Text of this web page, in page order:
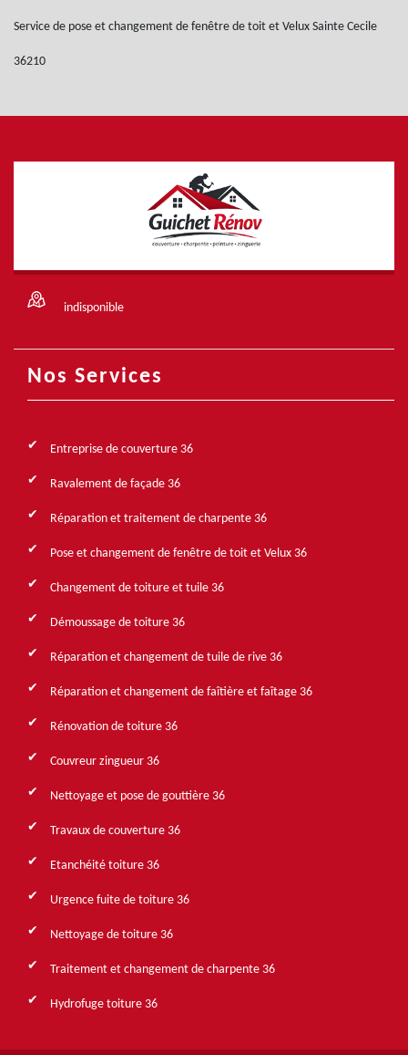
Service de pose et changement de fenêtre de toit et Velux Sainte Cecile
36210
indisponible
Nos Services
Entreprise de couverture 36
Ravalement de façade 36
Réparation et traitement de charpente 36
Pose et changement de fenêtre de toit et Velux 36
Changement de toiture et tuile 36
Démoussage de toiture 36
Réparation et changement de tuile de rive 36
Réparation et changement de faîtière et faîtage 36
Rénovation de toiture 36
Couvreur zingueur 36
Nettoyage et pose de gouttière 36
Travaux de couverture 36
Etanchéité toiture 36
Urgence fuite de toiture 36
Nettoyage de toiture 36
Traitement et changement de charpente 36
Hydrofuge toiture 36